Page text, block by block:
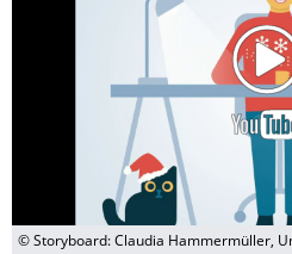
© Storyboard: Claudia Hammermüller,